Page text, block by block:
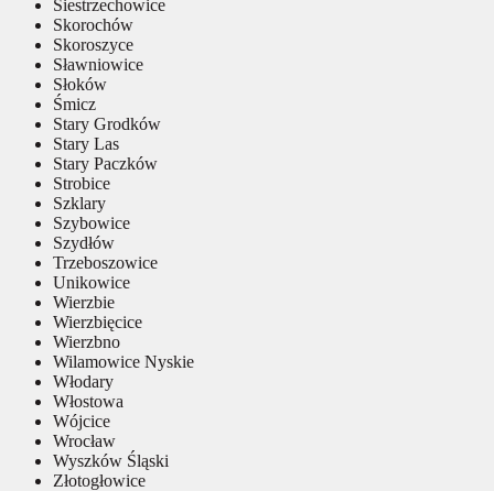
Siestrzechowice
Skorochów
Skoroszyce
Sławniowice
Słoków
Śmicz
Stary Grodków
Stary Las
Stary Paczków
Strobice
Szklary
Szybowice
Szydłów
Trzeboszowice
Unikowice
Wierzbie
Wierzbięcice
Wierzbno
Wilamowice Nyskie
Włodary
Włostowa
Wójcice
Wrocław
Wyszków Śląski
Złotogłowice